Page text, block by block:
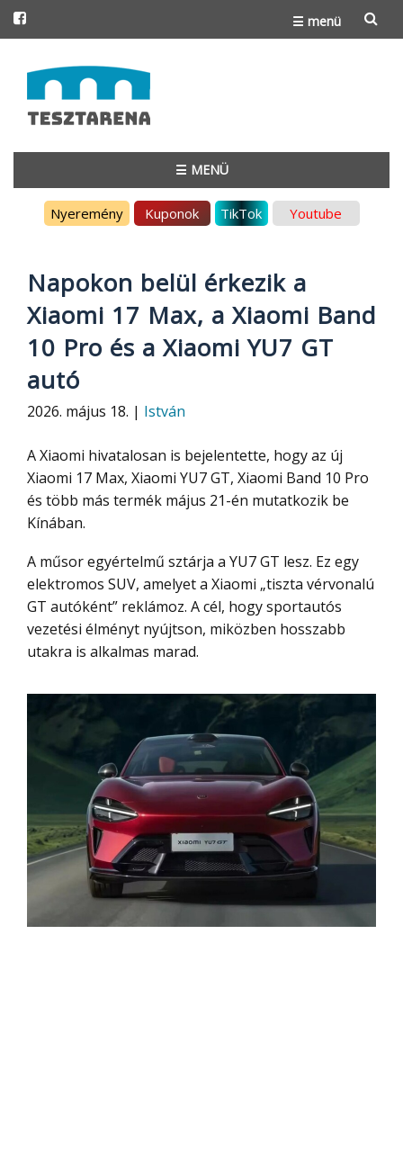
☰ menü
to
content
☰ MENÜ
Nyeremény Kuponok TikTok Youtube
Napokon belül érkezik a
Xiaomi 17 Max, a Xiaomi Band
10 Pro és a Xiaomi YU7 GT
autó
2026. május 18. | István
A Xiaomi hivatalosan is bejelentette, hogy az új
Xiaomi 17 Max, Xiaomi YU7 GT, Xiaomi Band 10 Pro
és több más termék május 21-én mutatkozik be
Kínában.
A műsor egyértelmű sztárja a YU7 GT lesz. Ez egy
elektromos SUV, amelyet a Xiaomi „tiszta vérvonalú
GT autóként” reklámoz. A cél, hogy sportautós
vezetési élményt nyújtson, miközben hosszabb
utakra is alkalmas marad.